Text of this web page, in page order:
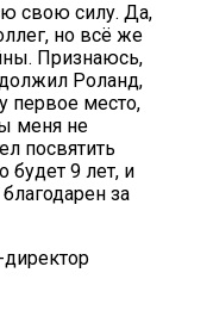
свою силу. Да,
но всё же
Признаюсь,
Роланд,
первое место,
меня не
посвятить
будет 9 лет, и
за